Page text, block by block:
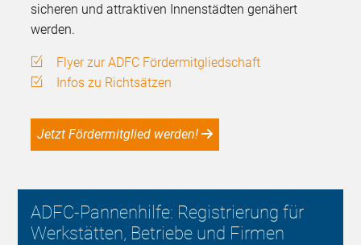
sicheren und attraktiven Innenstädten genähert
werden.
Flyer zur ADFC Fördermitgliedschaft
Infos zu Richtsätzen
Jetzt Fördermitglied werden!
ADFC-Pannenhilfe: Registrierung für
Werkstätten, Betriebe und Firmen